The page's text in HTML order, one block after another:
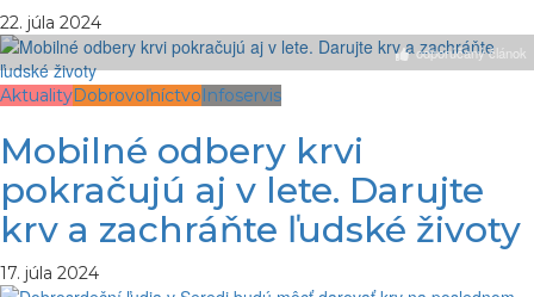
22. júla 2024
odporúčaný článok
AktualityDobrovoľníctvo Infoservis
Mobilné odbery krvi
pokračujú aj v lete. Darujte
krv a zachráňte ľudské životy
17. júla 2024